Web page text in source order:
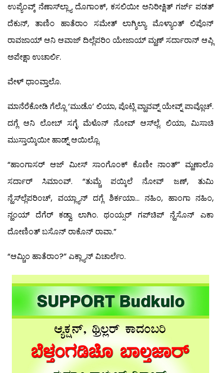
ಉಪ್ಯೆಂವ್ಕ್ ನೆಣಾಸ್‍ಲ್ಲ್ಯಾ ದೊಗಾಂಕ್, ಕಸಲಿಯೀ ಅನಿರೀಕ್ಷಿತ್ ಗರ್ಜ್ ಪಡತ್
ದೆಕುನ್, ತಾಣಿಂ ಹಾತೆರಾಂ ಸಮೇತ್ ಲಾಗ್ಶಿಲ್ಯಾ ಮೊಳ್ಯಾಂತ್ ಲಿಪೊನ್
ರಾವಜಾಯ್ ಆನಿ ಆವಾಜ್ ದಿಲ್ಲೆಪರಿಂ ಯೇಜಾಯ್ ಮ್ಹಣ್ ಸರ್ದಾರಾನ್ ಆಪ್ಲಿ
ಅಪೇಕ್ಷಾ ಉಚಾರ್ಲಿ.
ವೇಳ್ ಧಾಂವ್ತಾಲೊ.
ಮಾನೆರೆಕೋಡಿ ಗೆಲ್ಲೊ ‘ಮುಡೊ’ ಲಿಯಾ, ಪೊಟ್ಲಿ ವ್ಹಾವವ್ನ್ ಯೇವ್ನ್ ಪಾವ್ಲೊಚ್.
ದಗ್ಲೆ ಆನಿ ಲೋಬ್ ಸಗ್ಳೆ ಮೆಳೊನ್ ನೋವ್ ಆಸ್‍ಲ್ಲೆ. ಲಿಯಾ, ಮಿಸಾಚಿ
ಮುಸ್ತಾಯ್ಕಿಯೀ ಹಾಡ್ನ್ ಆಯಿಲ್ಲೊ.
“ಹಾಂಗಾಸರ್ ಆಜ್ ಮೀಸ್ ಸಾಂಗೊಂಕ್ ಕೊಣೀ ನಾಂತ್” ಮ್ಹಣಾಲೊ
ಸರ್ದಾರ್ ಸಿಮಾಂವ್. “ತುಮ್ಚೆ ಪಯ್ಕಿಲೆ ನೋವ್ ಜಣ್, ತುಮಿ
ನ್ಹೆಸ್‍ಲ್ಲೆಪರಿಂಚ್, ವಯ್ಲ್ಯಾನ್ ದಗ್ಲೆ ಶಿರ್ಕಯಾ… ನಹಿಂ, ಹಾಂಗಾ ನಹಿಂ,
ನ್ಹಂಯ್ ದೆಗೆರ್ ಕಡ್ವಾ ಲಾಗಿಂ. ಥಂಯ್ಸರ್ ಗಪ್‍ಚಿಪ್ ನ್ಹೆಸೊನ್ ಎಕಾ
ದೋಣಿಂತ್ ಬಸೊನ್ ರಾಕೊನ್ ರಾವಾ.”
“ಆಮ್ಚಿಂ ಹಾತೆರಾಂ?” ಎಕ್ಲ್ಯಾನ್ ವಿಚಾರ್ಲೆಂ.